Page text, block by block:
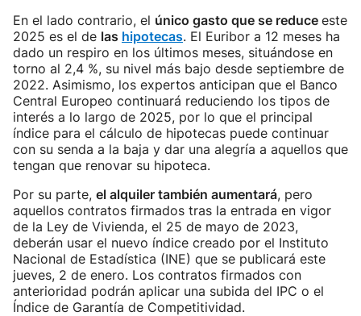
En el lado contrario, el único gasto que se reduce este
2025 es el de las hipotecas. El Euribor a 12 meses ha
dado un respiro en los últimos meses, situándose en
torno al 2,4 %, su nivel más bajo desde septiembre de
2022. Asimismo, los expertos anticipan que el Banco
Central Europeo continuará reduciendo los tipos de
interés a lo largo de 2025, por lo que el principal
índice para el cálculo de hipotecas puede continuar
con su senda a la baja y dar una alegría a aquellos que
tengan que renovar su hipoteca.
Por su parte, el alquiler también aumentará, pero
aquellos contratos firmados tras la entrada en vigor
de la Ley de Vivienda, el 25 de mayo de 2023,
deberán usar el nuevo índice creado por el Instituto
Nacional de Estadística (INE) que se publicará este
jueves, 2 de enero. Los contratos firmados con
anterioridad podrán aplicar una subida del IPC o el
Índice de Garantía de Competitividad.